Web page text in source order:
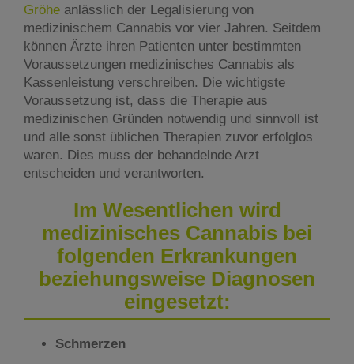
Gröhe anlässlich der Legalisierung von
medizinischem Cannabis vor vier Jahren. Seitdem
können Ärzte ihren Patienten unter bestimmten
Voraussetzungen medizinisches Cannabis als
Kassenleistung verschreiben. Die wichtigste
Voraussetzung ist, dass die Therapie aus
medizinischen Gründen notwendig und sinnvoll ist
und alle sonst üblichen Therapien zuvor erfolglos
waren. Dies muss der behandelnde Arzt
entscheiden und verantworten.
Im Wesentlichen wird
medizinisches Cannabis bei
folgenden Erkrankungen
beziehungsweise Diagnosen
eingesetzt:
Schmerzen